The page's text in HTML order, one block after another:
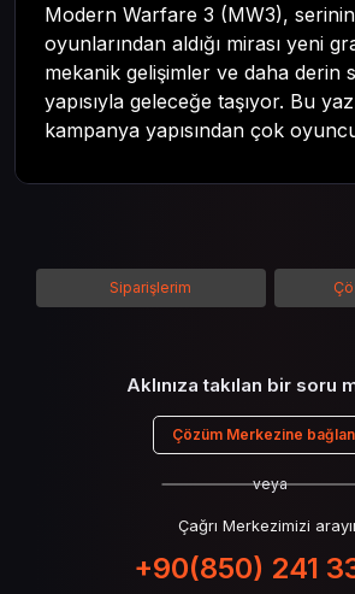
Modern Warfare 3 (MW3),
oyunlarından aldığı mirası yeni
mekanik gelişimler ve daha derin
yapısıyla geleceğe taşıyor. Bu
kampanya yapısından çok
kadar her şeyi kapsamaya
içeriği boyunca Call of Duty
detaylarına inilecek ve steam
kullanımının avantajlarından da
Siparişlerim
Aklınıza takılan bir soru
Çözüm Merkezine
veya
Çağrı Merkezimizi
+90(850) 241